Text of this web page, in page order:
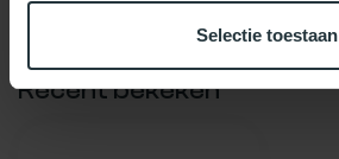
Selectie toestaan
Recent bekeken